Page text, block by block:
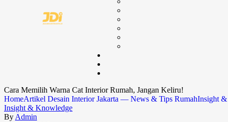
Cara Memilih Warna Cat Interior Rumah, Jangan Keliru!
HomeArtikel Desain Interior Jakarta — News & Tips RumahInsight
Insight & Knowledge
By Admin